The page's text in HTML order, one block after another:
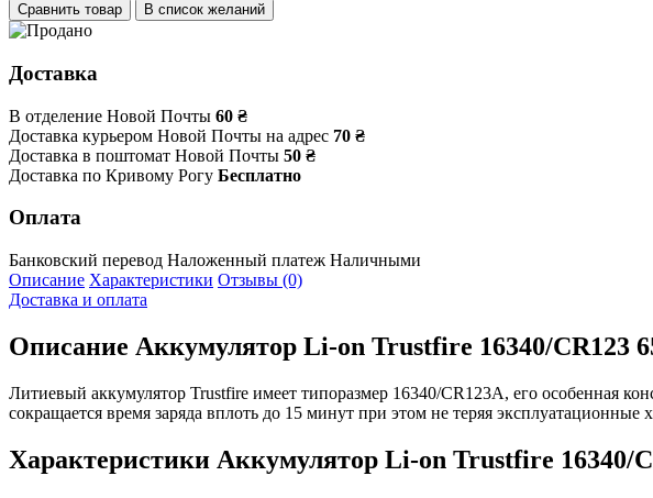
Сравнить товар В список желаний
Доставка
В отделение Новой Почты 60 ₴
Доставка курьером Новой Почты на адрес 70 ₴
Доставка в поштомат Новой Почты 50 ₴
Доставка по Кривому Рогу Бесплатно
Оплата
Банковский перевод Наложенный платеж Наличными
Описание Характеристики Отзывы (0)
Доставка и оплата
Описание Аккумулятор Li-on Trustfire 16340/CR123
Литиевый аккумулятор Trustfire имеет типоразмер 16340/CR123A, его особенная
сокращается время заряда вплоть до 15 минут при этом не теряя
Характеристики Аккумулятор Li-on Trustfire 16340/